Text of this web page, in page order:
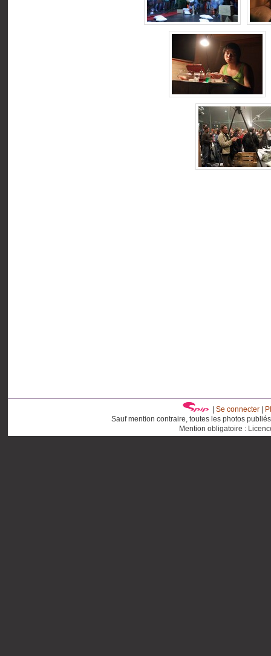
Se connecter|
Sauf mention contraire, toutes les photos
Mention obligatoire :